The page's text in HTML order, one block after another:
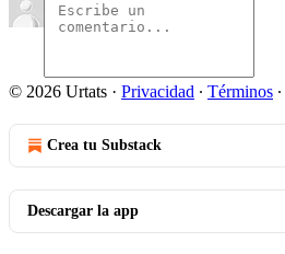
© 2026 Urtats · Privacidad ∙ Términos ∙
Crea tu Substack
Descargar la app